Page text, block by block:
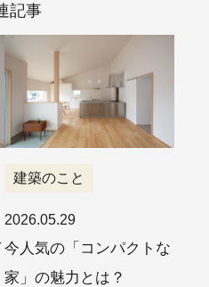
記事
建築のこと
2026.05.29
今人気の「コンパクトな
家」の魅力とは？